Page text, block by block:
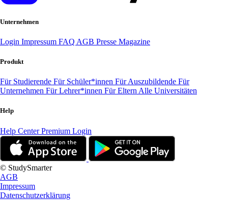
Unternehmen
Login Impressum FAQ AGB Presse Magazine
Produkt
Für Studierende Für Schüler*innen Für Auszubildende Für
Unternehmen Für Lehrer*innen Für Eltern Alle Universitäten
Help
Help CenterPremium Login
© StudySmarter
AGB
Impressum
Datenschutzerklärung